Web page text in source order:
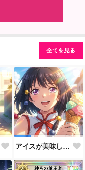
全てを見る
アイスが美味しい季節です